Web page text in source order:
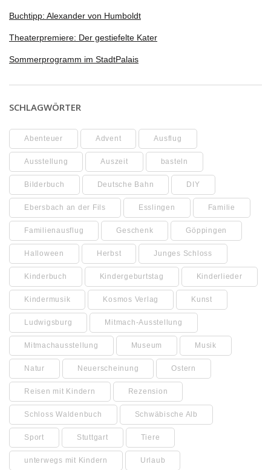
Buchtipp: Alexander von Humboldt
Theaterpremiere: Der gestiefelte Kater
Sommerprogramm im StadtPalais
SCHLAGWÖRTER
Abenteuer Advent Ausflug
Ausstellung Auszeit basteln
Bilderbuch Deutsche Bahn DIY
Ebersbach an der Fils Esslingen Familie
Familienausflug Geschenk Göppingen
Halloween Herbst Junges Schloss
Kinderbuch Kindergeburtstag Kinderlieder
Kindermusik Kosmos Verlag Kunst
Ludwigsburg Mitmach-Ausstellung
Mitmachausstellung Museum Musik
Natur Neuerscheinung Ostern
Reisen mit Kindern Rezension
Schloss Waldenbuch Schwäbische Alb
Sport Stuttgart Tiere
unterwegs mit Kindern Urlaub